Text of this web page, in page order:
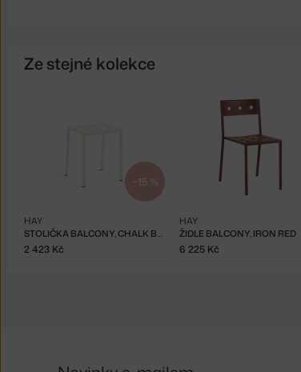
Ze stejné kolekce
−15 %
STOLIČKA BALCONY, CHALK BEIGE
HAY
2 423 Kč
ŽIDLE BALCONY, IRON RED
HAY
6 225 Kč